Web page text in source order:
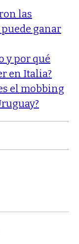
las
ganar
y por qué
en Italia?
el mobbing